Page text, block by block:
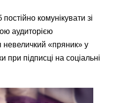
комунікувати зі
аудиторією
невеличкий «пряник» у
при підписці на соціальні